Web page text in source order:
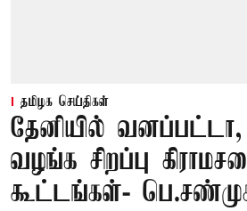
தமிழக செய்திகள்
தேனியில் வனப்பட்டா,
வழங்க சிறப்பு
கூட்டங்கள்-